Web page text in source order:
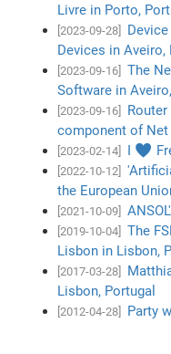
Livre in Porto,
[2023-09-28]
Devices in Aveiro,
[2023-09-16]
The
Software in
[2023-09-16]
component of Net
[2023-02-14] I ♥
[2022-10-12]
the European
[2021-10-09]
[2019-10-04]
The
Lisbon in Lisbon,
[2017-03-28]
Lisbon, Portugal
[2012-04-28] Party